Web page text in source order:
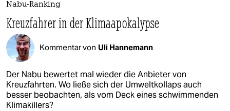
Nabu-Ranking
Kreuzfahrer in der Klimaapokalypse
Kommentar von Uli Hannemann
Der Nabu bewertet mal wieder die Anbieter von
Kreuzfahrten. Wo ließe sich der Umweltkollaps auch
besser beobachten, als vom Deck eines schwimmenden
Klimakillers?